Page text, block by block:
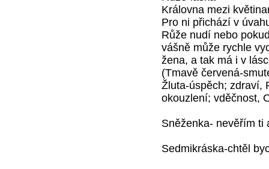
Královna mezi
Pro ni přichází v
Růže nudí nebo
vášně může rychle
žena, a tak má i v
(Tmavě červená-
Žluta-úspěch; zdraví,
okouzlení; vděčnost,
Sněženka- nevěřím ti
Sedmikráska-chtěl